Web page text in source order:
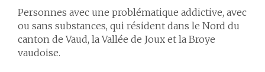
Personnes avec une problématique addictive, avec
ou sans substances, qui résident dans le Nord du
canton de Vaud, la Vallée de Joux et la Broye
vaudoise.